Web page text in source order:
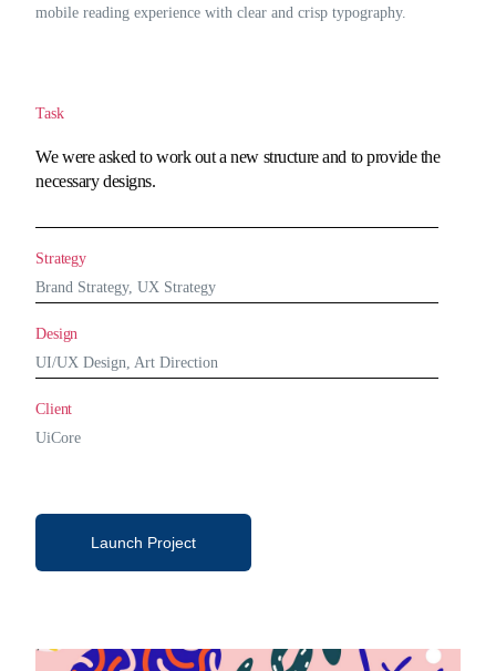
mobile reading experience with clear and crisp typography.
Task
We were asked to work out a new structure and to provide the
necessary designs.
Strategy
Brand Strategy, UX Strategy
Design
UI/UX Design, Art Direction
Client
UiCore
Launch Project